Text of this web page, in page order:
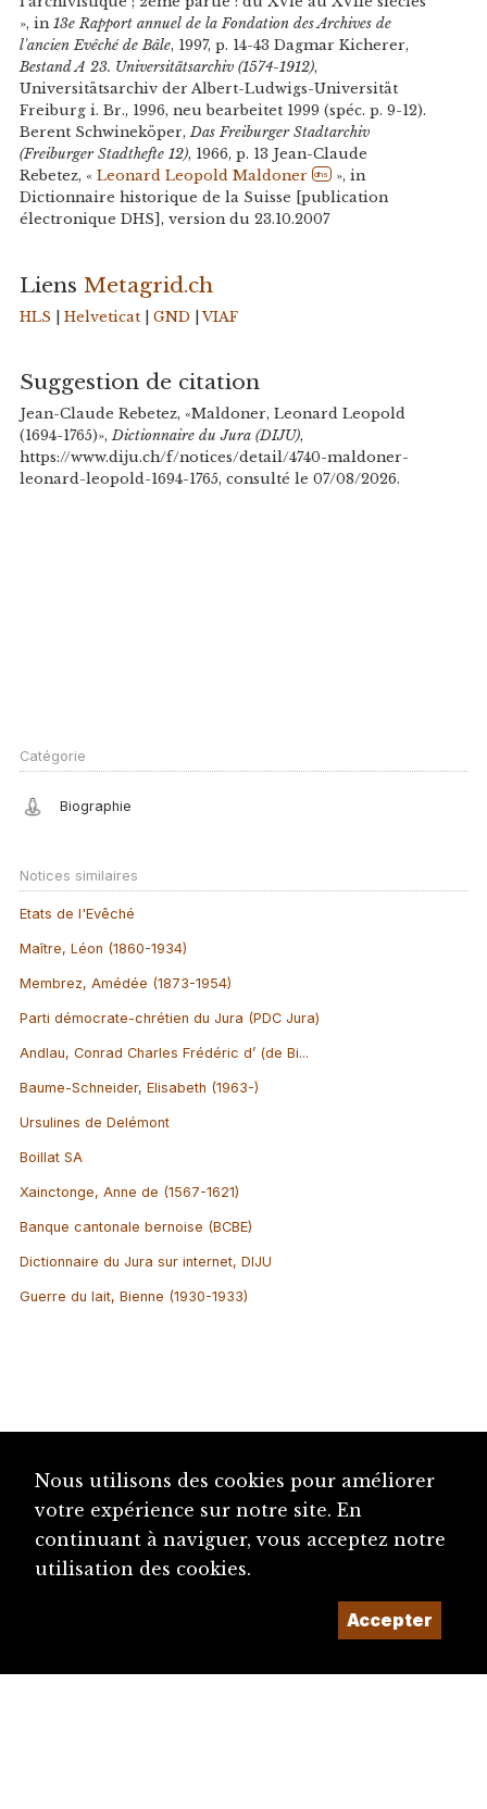
», in 13e Rapport annuel de la Fondation des Archives de
l'ancien Evêché de Bâle, 1997, p. 14-43 Dagmar Kicherer,
Bestand A 23. Universitätsarchiv (1574-1912),
Universitätsarchiv der Albert-Ludwigs-Universität
Freiburg i. Br., 1996, neu bearbeitet 1999 (spéc. p. 9-12).
Berent Schwineköper,Das Freiburger Stadtarchiv
(Freiburger Stadthefte 12), 1966, p. 13 Jean-Claude
Rebetez, « Leonard Leopold Maldoner dhs », in
Dictionnaire historique de la Suisse [publication
électronique DHS], version du 23.10.2007
Liens Metagrid.ch
HLS Helveticat| GND |VIAF
Suggestion de citation
Jean-Claude Rebetez, «Maldoner, Leonard Leopold
(1694-1765)», Dictionnaire du Jura (DIJU),
https://www.diju.ch/f/notices/detail/4740-maldoner-
leonard-leopold-1694-1765, consulté le 07/08/2026.
Catégorie
Biographie
Notices similaires
Etats de l'Evêché
Maître, Léon (1860-1934)
Membrez, Amédée (1873-1954)
Parti démocrate-chrétien du Jura (PDC Jura)
Andlau, Conrad Charles Frédéric d’ (de Bi...
Baume-Schneider, Elisabeth (1963-)
Ursulines de Delémont
Boillat SA
Xainctonge, Anne de (1567-1621)
Banque cantonale bernoise (BCBE)
Dictionnaire du Jura sur internet, DIJU
Guerre du lait, Bienne (1930-1933)
Nous utilisons des cookies pour améliorer
votre expérience sur notre site. En
continuant à naviguer, vous acceptez notre
utilisation des cookies.
Accepter